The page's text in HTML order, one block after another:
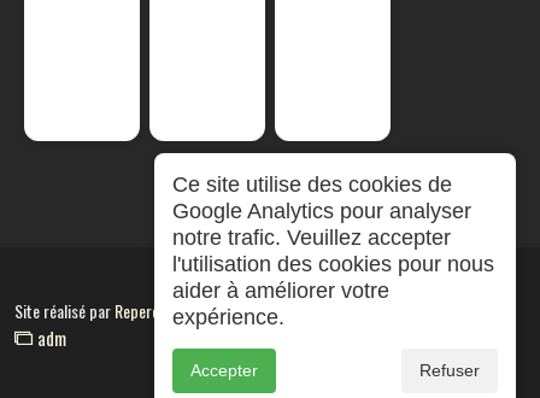
Site réalisé parRepereCom
adm
Ce site utilise des cookies de
Google Analytics pour analyser
notre trafic. Veuillez accepter
l'utilisation des cookies pour nous
aider à améliorer votre
expérience.
Accepter Refuser